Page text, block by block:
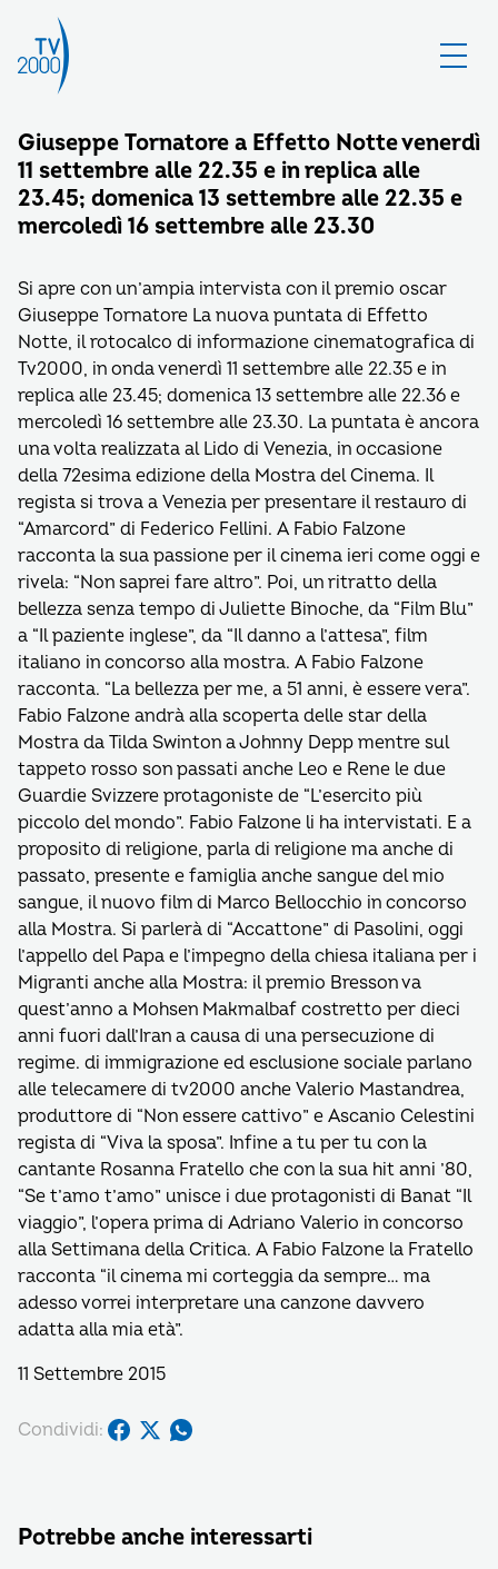
Giuseppe Tornatore a Effetto Notte venerdì
11 settembre alle 22.35 e in replica alle
23.45; domenica 13 settembre alle 22.35 e
mercoledì 16 settembre alle 23.30
Si apre con un’ampia intervista con il premio oscar
Giuseppe Tornatore La nuova puntata di Effetto
Notte, il rotocalco di informazione cinematografica di
Tv2000, in onda venerdì 11 settembre alle 22.35 e in
replica alle 23.45; domenica 13 settembre alle 22.36 e
mercoledì 16 settembre alle 23.30. La puntata è ancora
una volta realizzata al Lido di Venezia, in occasione
della 72esima edizione della Mostra del Cinema. Il
regista si trova a Venezia per presentare il restauro di
“Amarcord” di Federico Fellini. A Fabio Falzone
racconta la sua passione per il cinema ieri come oggi e
rivela: “Non saprei fare altro”. Poi, un ritratto della
bellezza senza tempo di Juliette Binoche, da “Film Blu”
a “Il paziente inglese”, da “Il danno a l’attesa”, film
italiano in concorso alla mostra. A Fabio Falzone
racconta. “La bellezza per me, a 51 anni, è essere vera”.
Fabio Falzone andrà alla scoperta delle star della
Mostra da Tilda Swinton a Johnny Depp mentre sul
tappeto rosso son passati anche Leo e Rene le due
Guardie Svizzere protagoniste de “L’esercito più
piccolo del mondo”. Fabio Falzone li ha intervistati. E a
proposito di religione, parla di religione ma anche di
passato, presente e famiglia anche sangue del mio
sangue, il nuovo film di Marco Bellocchio in concorso
alla Mostra. Si parlerà di “Accattone” di Pasolini, oggi
l’appello del Papa e l’impegno della chiesa italiana per i
Migranti anche alla Mostra: il premio Bresson va
quest’anno a Mohsen Makmalbaf costretto per dieci
anni fuori dall’Iran a causa di una persecuzione di
regime. di immigrazione ed esclusione sociale parlano
alle telecamere di tv2000 anche Valerio Mastandrea,
produttore di “Non essere cattivo” e Ascanio Celestini
regista di “Viva la sposa”. Infine a tu per tu con la
cantante Rosanna Fratello che con la sua hit anni ’80,
“Se t’amo t’amo” unisce i due protagonisti di Banat “Il
viaggio”, l’opera prima di Adriano Valerio in concorso
alla Settimana della Critica. A Fabio Falzone la Fratello
racconta “il cinema mi corteggia da sempre… ma
adesso vorrei interpretare una canzone davvero
adatta alla mia età”.
11 Settembre 2015
Condividi:
Potrebbe anche interessarti